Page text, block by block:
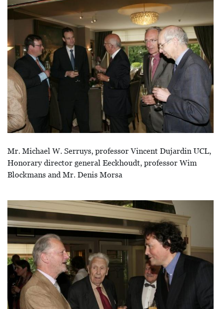
Mr. Michael W. Serruys, professor Vincent Dujardin UCL,
Honorary director general Eeckhoudt, professor Wim
Blockmans and Mr. Denis Morsa
Image